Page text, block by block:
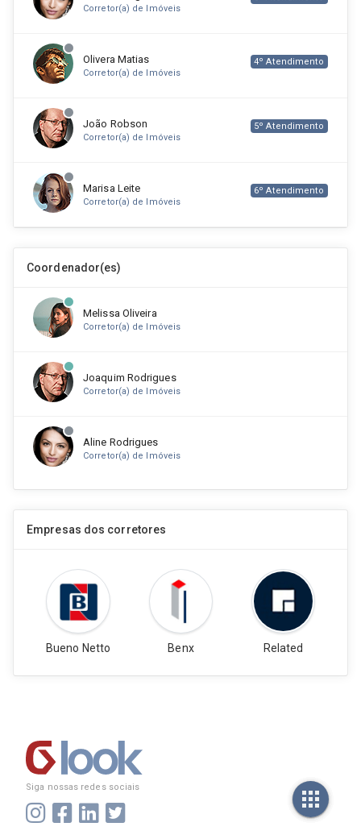
Corretor(a) de Imóveis
Olivera Matias
4º Atendimento
Corretor(a) de Imóveis
João Robson
5º Atendimento
Corretor(a) de Imóveis
Marisa Leite
6º Atendimento
Corretor(a) de Imóveis
Corretor(a) de Imóveis
Livia Hatchensen
Corretor(a) de Imóveis
Melissa Oliveira
Corretor(a) de Imóveis
Joaquim Rodrigues
Corretor(a) de Imóveis
Corretor(a) de Imóveis
Olivera Matias
12º Atendimento
Corretor(a) de Imóveis
13º Atendimento
Corretor(a) de Imóveis
Antônio Bezerra
Corretor(a) de Imóveis
Coordenador(es)
Melissa Oliveira
Corretor(a) de Imóveis
Joaquim Rodrigues
Corretor(a) de Imóveis
Aline Rodrigues
Corretor(a) de Imóveis
Empresas dos corretores
Bueno Netto Benx Related
Siga nossas redes sociais